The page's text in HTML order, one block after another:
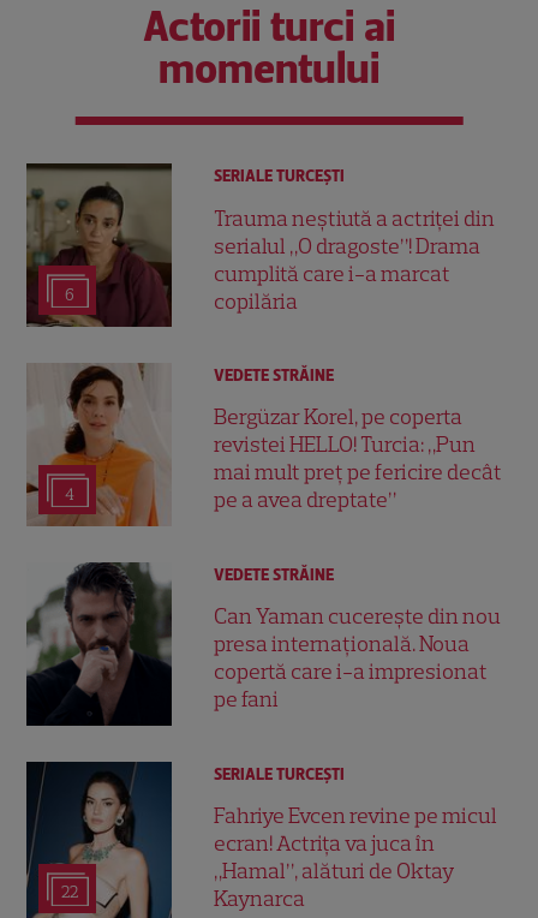
Actorii turci ai
momentului
6
SERIALE TURCEŞTI
Trauma neștiută a actriței din
serialul „O dragoste”! Drama
cumplită care i-a marcat
copilăria
4
VEDETE STRĂINE
Bergüzar Korel, pe coperta
revistei HELLO! Turcia: „Pun
mai mult preț pe fericire decât
pe a avea dreptate”
VEDETE STRĂINE
Can Yaman cucerește din nou
presa internațională. Noua
copertă care i-a impresionat
pe fani
22
SERIALE TURCEŞTI
Fahriye Evcen revine pe micul
ecran! Actrița va juca în
„Hamal”, alături de Oktay
Kaynarca